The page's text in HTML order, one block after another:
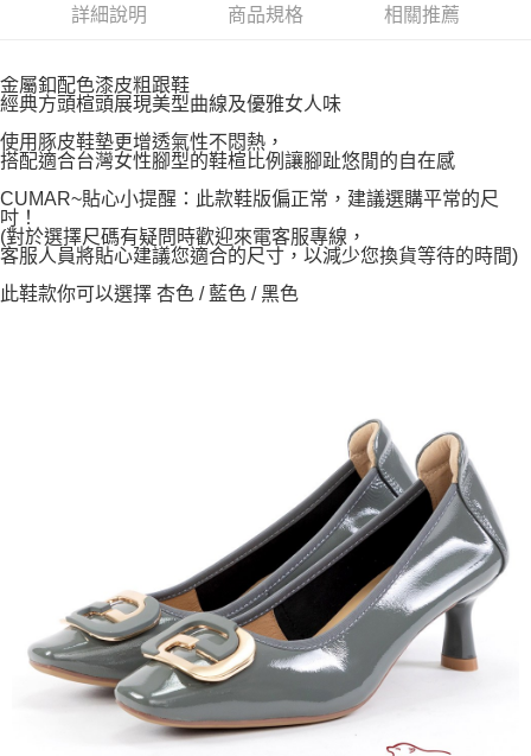
詳細說明 商品規格 相關推薦
金屬釦配色漆皮粗跟鞋
經典方頭楦頭展現美型曲線及優雅女人味
使用豚皮鞋墊更增透氣性不悶熱，
搭配適合台灣女性腳型的鞋楦比例讓腳趾悠閒的自在感
CUMAR~貼心小提醒：此款鞋版偏正常，建議選購平常的尺
吋！
(對於選擇尺碼有疑問時歡迎來電客服專線，
客服人員將貼心建議您適合的尺寸，以減少您換貨等待的時間)
此鞋款你可以選擇 杏色 / 藍色 / 黑色